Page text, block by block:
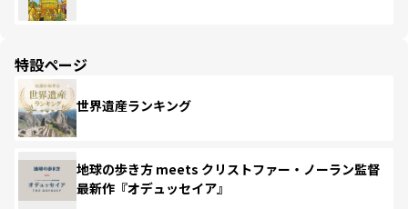
特設ページ
世界遺産ランキング
地球の歩き方 meets クリストファー・ノーラン監督
最新作『オデュッセイア』